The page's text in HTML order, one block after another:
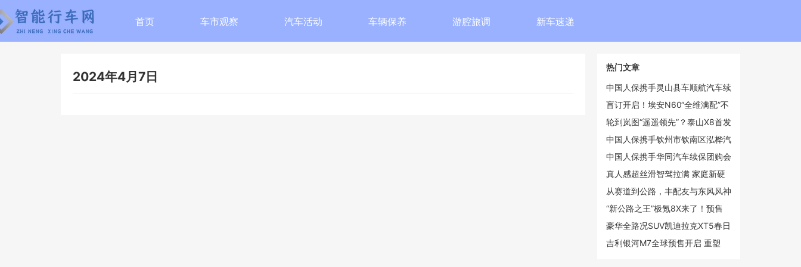
首页 车市观察 汽车活动 车辆保养 游腔旅调 新车速递
2024年4月7日
热门文章
中国人保携手灵山县车顺航汽车续
保团购会
盲订开启！埃安N60“全维满配”不
再妥协
轮到岚图“遥遥领先”？泰山X8首发
华为2K双联屏
中国人保携手钦州市钦南区泓桦汽
车续保团购会
中国人保携手华同汽车续保团购会
真人感超丝滑智驾拉满 家庭新硬
派iCAR V27定档3月13日上市
从赛道到公路，丰配友与东风风神
L8共释“长距离”冠军哲学
“新公路之王”极氪8X来了！预售
37.68万起4月上市
豪华全路况SUV凯迪拉克XT5春日
焕新 第二代金身计划重磅上线
吉利银河M7全球预售开启 重塑